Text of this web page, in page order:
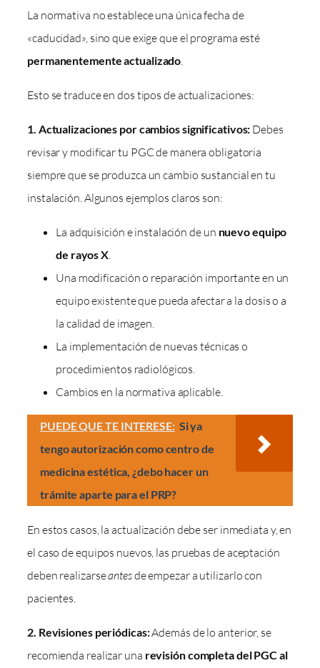
La normativa no establece una única fecha de
«caducidad», sino que exige que el programa esté
permanentemente actualizado
Esto se traduce en dos tipos de actualizaciones:
1. Actualizaciones por cambios significativos: Debes
revisar y modificar tu PGC de manera obligatoria
siempre que se produzca un cambio sustancial en tu
instalación. Algunos ejemplos claros son:
La adquisición e instalación de un nuevo equipo
de rayos X.
Una modificación o reparación importante en un
equipo existente que pueda afectar a la dosis o a
la calidad de imagen.
La implementación de nuevas técnicas o
procedimientos radiológicos.
Cambios en la normativa aplicable.
PUEDE QUE TE INTERESE: Si ya
tengo autorización como centro de
medicina estética, ¿debo hacer un
trámite aparte para el PRP?
En estos casos, la actualización debe ser inmediata y, en
el caso de equipos nuevos, las pruebas de aceptación
deben realizarseantesde empezar a utilizarlo con
pacientes.
2. Revisiones periódicas:Además de lo anterior, se
recomienda realizar una revisión completa del PGC al